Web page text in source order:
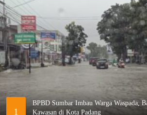
1
BPBD Sumbar Imbau Warga Waspada,
Kawasan di Kota Padang